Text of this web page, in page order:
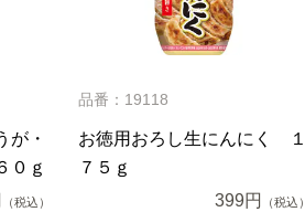
が・
０ｇ
（税込）
品番：19118
お徳用おろし生にんにく １
７５ｇ
399円
（税込）